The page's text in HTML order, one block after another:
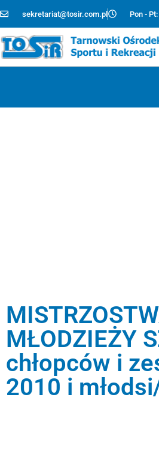
sekretariat@tosir.com.pl Pon -
MŁODZIEŻY
chłopców i
2010 i